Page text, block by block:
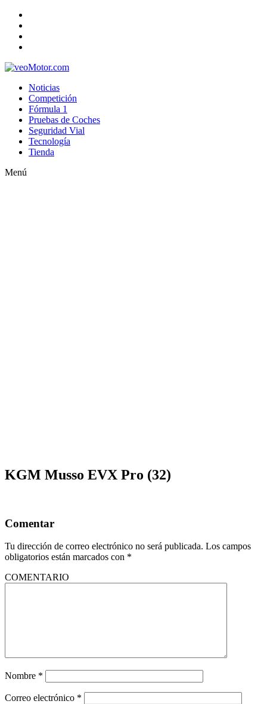
Noticias
Competición
Fórmula 1
Pruebas de Coches
Seguridad Vial
Tecnología
Tienda
Menú
KGM Musso EVX Pro (32)
Comentar
Tu dirección de correo electrónico no será publicada. Los campos
obligatorios están marcados con *
COMENTARIO
Nombre *
Correo electrónico *